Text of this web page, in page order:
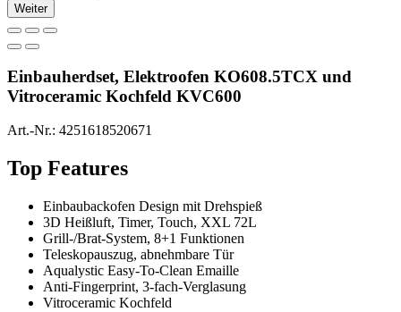
Weiter
Einbauherdset, Elektroofen KO608.5TCX und
Vitroceramic Kochfeld KVC600
Art.-Nr.: 4251618520671
Top Features
Einbaubackofen Design mit Drehspieß
3D Heißluft, Timer, Touch, XXL 72L
Grill-/Brat-System, 8+1 Funktionen
Teleskopauszug, abnehmbare Tür
Aqualystic Easy-To-Clean Emaille
Anti-Fingerprint, 3-fach-Verglasung
Vitroceramic Kochfeld